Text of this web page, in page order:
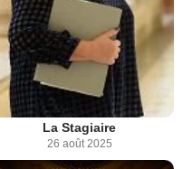
La Stagiaire
26 août 2025